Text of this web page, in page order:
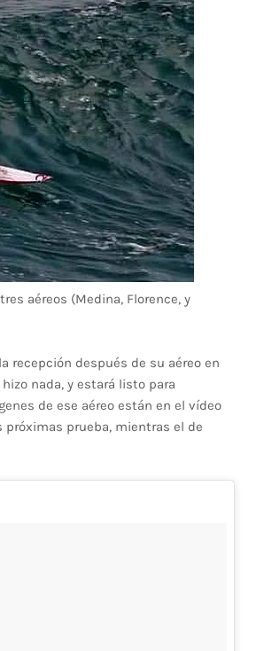
aéreos (Medina, Florence, y
recepción después de su aéreo en
nada, y estará listo para
de ese aéreo están en el vídeo
prueba, mientras el de